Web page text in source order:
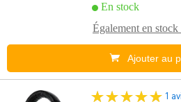
En stock
Également en stock
Ajouter au
1